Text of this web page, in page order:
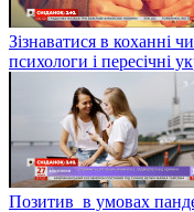
Зізнаватися в коханні
психологи і пересічні
Позитив в умовах